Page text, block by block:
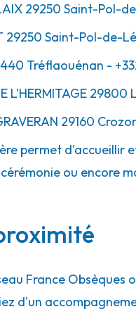
29250 Saint-Pol-
29250 Saint-Pol-de-
Tréflaouénan -
L'HERMITAGE 29800
29160
permet d'accueillir
ou encore
France Obsèques
d'un